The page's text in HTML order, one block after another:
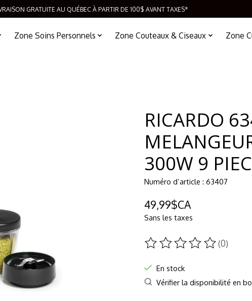
GRATUITE AU QUÉBEC À PARTIR DE 100$ AVANT TAXES*
Zone Soins Personnels Zone Couteaux & Ciseaux Zone
RICARDO
300W 9
Numéro d’article : 63407
49,99$CA
Sans les taxes
Ce produit est évalué à
(0)
En stock
Vérifier la disponibilité en